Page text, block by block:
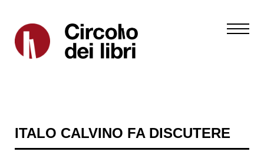
ITALO CALVINO FA DISCUTERE